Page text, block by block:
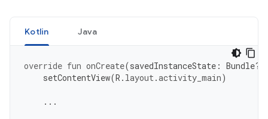
Kotlin Java
override fun onCreate(savedInstanceState : Bundle?)
setContentView(R . layout.activity_main)
...